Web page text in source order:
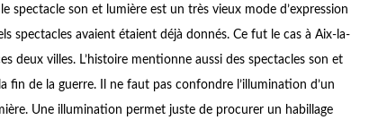
spectacle son et lumière est un très vieux mode d’expression
spectacles avaient étaient déjà donnés. Ce fut le cas à Aix-la-
deux villes. L’histoire mentionne aussi des spectacles son et
fin de la guerre. Il ne faut pas confondre l’illumination d’un
Une illumination permet juste de procurer un habillage